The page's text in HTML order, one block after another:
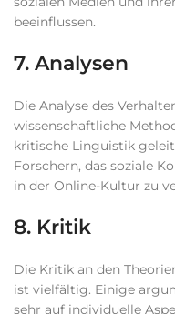
beeinflussen.
7. Analysen
Die Analyse des
wissenschaftliche
kritische Linguistik
Forschern, das soziale
in der Online-Kultur zu
8. Kritik
Die Kritik an den
ist vielfältig. Einige
sehr auf individuelle